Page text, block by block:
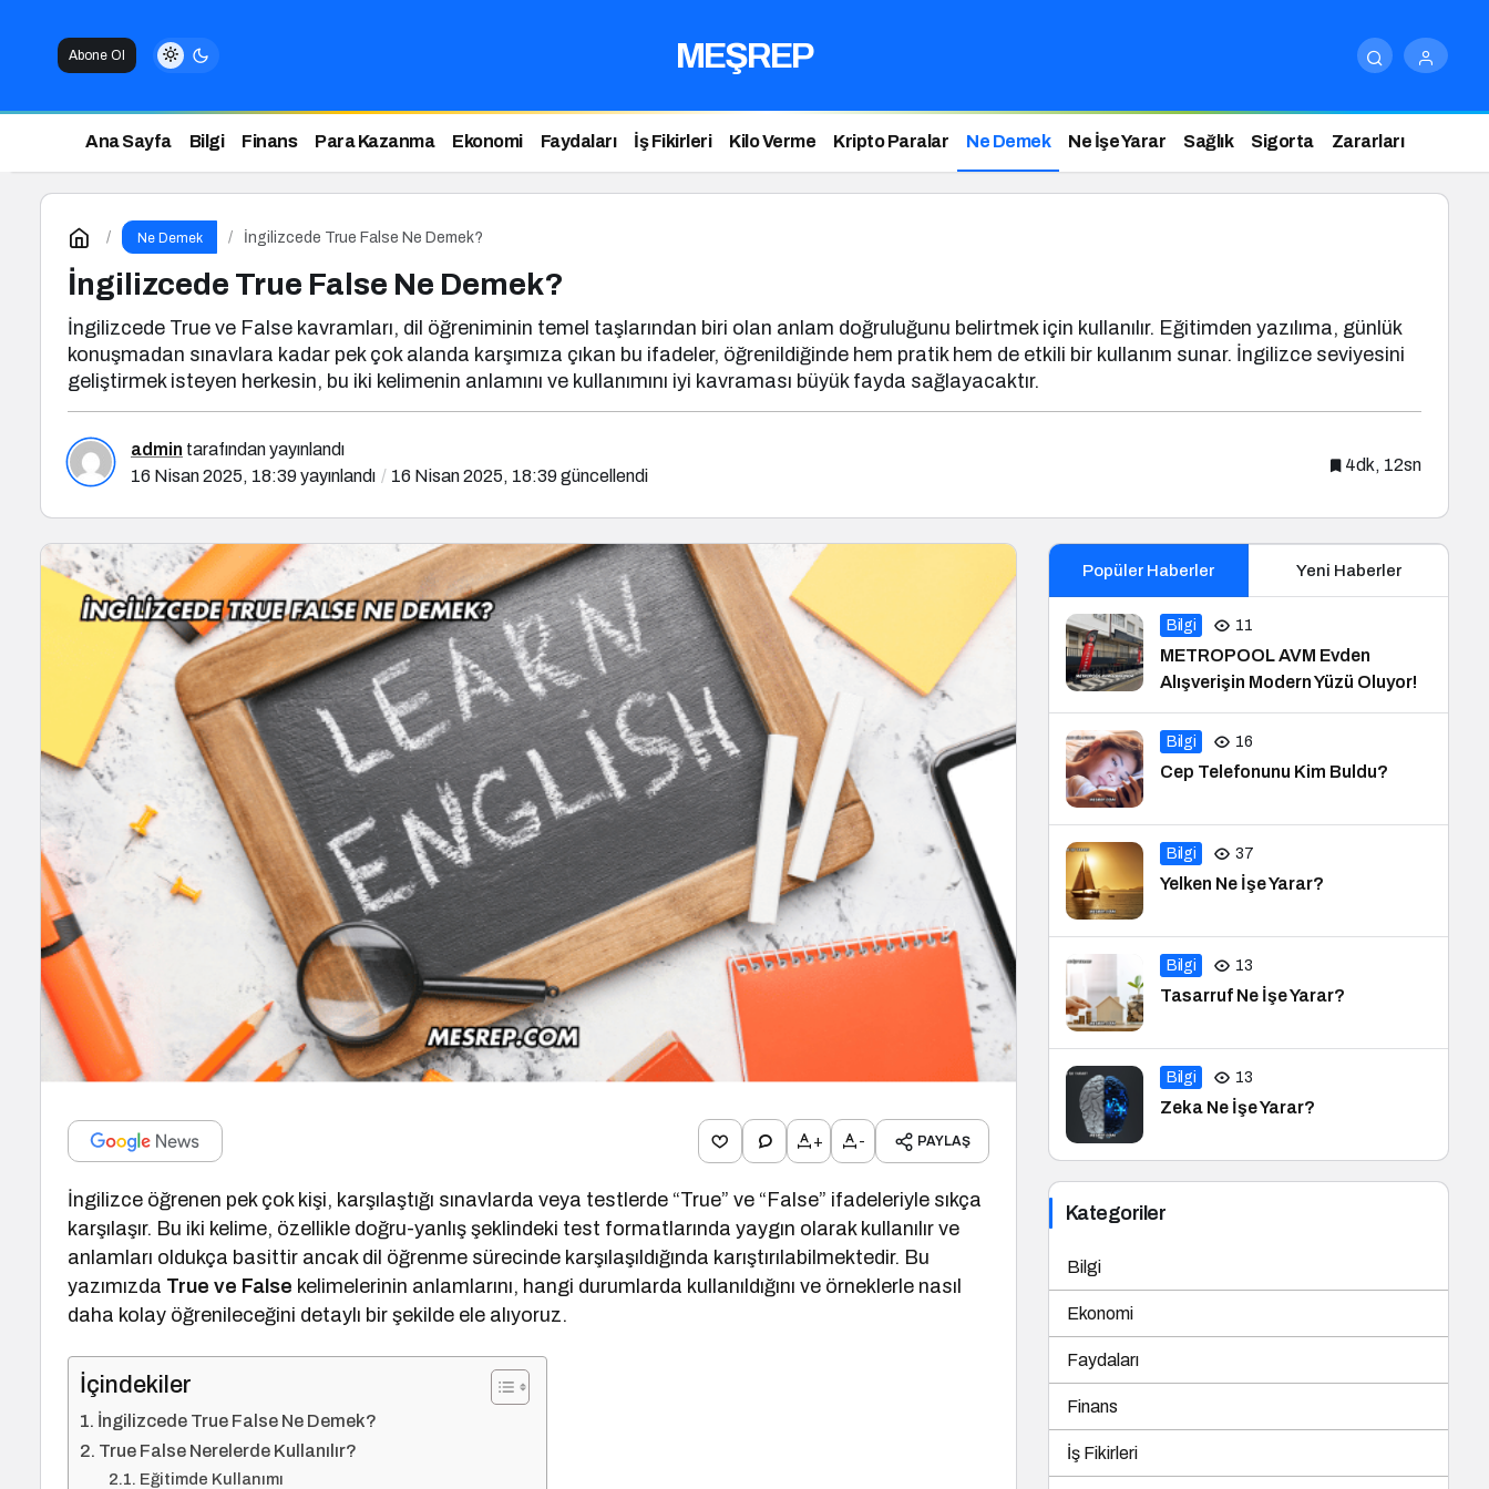
Abone Ol MEŞREP
Ana Sayfa Bilgi Finans Para Kazanma Ekonomi Faydaları İş Fikirleri Kilo Verme Kripto Paralar Ne Demek Ne İşe Yarar Sağlık Sigorta Zararları
Ne Demek İngilizcede True False Ne Demek?
İngilizcede True False Ne Demek?
İngilizcede True ve False kavramları, dil öğreniminin temel taşlarından biri olan anlam doğruluğunu belirtmek için kullanılır. Eğitimden yazılıma, günlük
konuşmadan sınavlara kadar pek çok alanda karşımıza çıkan bu ifadeler, öğrenildiğinde hem pratik hem de etkili bir kullanım sunar. İngilizce seviyesini
geliştirmek isteyen herkesin, bu iki kelimenin anlamını ve kullanımını iyi kavraması büyük fayda sağlayacaktır.
admin tarafından yayınlandı
16 Nisan 2025, 18:39yayınlandı 16 Nisan 2025, 18:39güncellendi
4dk, 12sn
+ - PAYLAŞ
İngilizce öğrenen pek çok kişi, karşılaştığı sınavlarda veya testlerde “True” ve “False” ifadeleriyle sıkça
karşılaşır. Bu iki kelime, özellikle doğru-yanlış şeklindeki test formatlarında yaygın olarak kullanılır ve
anlamları oldukça basittir ancak dil öğrenme sürecinde karşılaşıldığında karıştırılabilmektedir. Bu
yazımızda True ve False kelimelerinin anlamlarını, hangi durumlarda kullanıldığını ve örneklerle nasıl
daha kolay öğrenileceğini detaylı bir şekilde ele alıyoruz.
İçindekiler
İngilizcede True False Ne Demek?
True False Nerelerde Kullanılır?
Eğitimde Kullanımı
Popüler Haberler Yeni Haberler
Bilgi 11
METROPOOL AVM Evden
Alışverişin Modern Yüzü Oluyor!
Bilgi 16
Cep Telefonunu Kim Buldu?
Bilgi 37
Yelken Ne İşe Yarar?
Bilgi 13
Tasarruf Ne İşe Yarar?
Bilgi 13
Zeka Ne İşe Yarar?
Kategoriler
Bilgi
Ekonomi
Faydaları
Finans
İş Fikirleri